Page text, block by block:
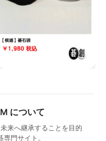
について
来へ継承することを目的
門サイト。